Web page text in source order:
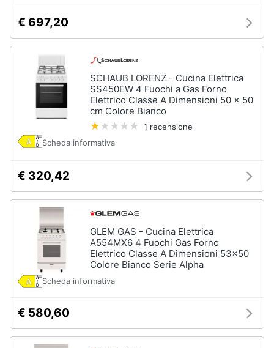
€ 697,20
SCHAUB LORENZ - Cucina Elettrica
SS450EW 4 Fuochi a Gas Forno
Elettrico Classe A Dimensioni 50 x 50
cm Colore Bianco
1 recensione
Scheda informativa
€ 320,42
GLEM GAS - Cucina Elettrica
A554MX6 4 Fuochi Gas Forno
Elettrico Classe A Dimensioni 53x50
Colore Bianco Serie Alpha
Scheda informativa
€ 580,60